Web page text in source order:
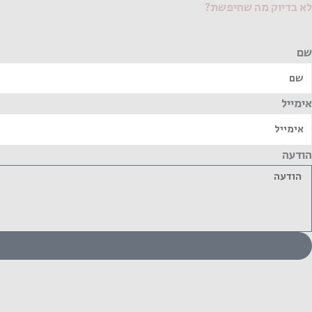
לא בדיוק מה שחיפשת?
שם
אימייל
הודעה